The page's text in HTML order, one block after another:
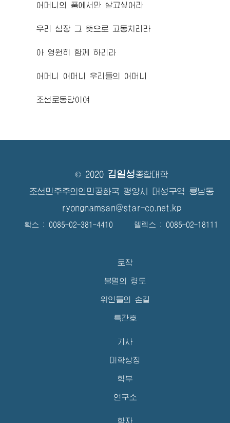
어머니의 품에서만 살고싶어라
우리 심장 그 뜻으로 고동치리라
아 영원히 함께 하리라
어머니 어머니 우리들의 어머니
조선로동당이여
© 2020 김일성종합대학
조선민주주의인민공화국 평양시 대성구역 룡남동
ryongnamsan@star-co.net.kp
확스 : 0085-02-381-4410 텔렉스 : 0085-02-18111
로작
불멸의 령도
위인들의 손길
특간호
기사
대학상징
학부
연구소
학자